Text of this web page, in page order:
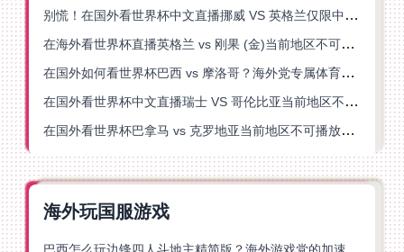
别慌！在国外看世界杯中文直播挪威 VS 英格兰仅限中国大陆？这篇指南帮你搞定
在海外看世界杯直播英格兰 vs 刚果 (金)当前地区不可播放？这篇指南帮你突破所有限制
在国外如何看世界杯巴西 vs 摩洛哥？海外党专属体育观赛指南来了
在国外看世界杯中文直播瑞士 VS 哥伦比亚当前地区不可播放？这篇指南帮你搞定
在国外看世界杯巴拿马 vs 克罗地亚当前地区不可播放？这篇指南帮你轻松解决海外体育直播难题
海外玩国服游戏